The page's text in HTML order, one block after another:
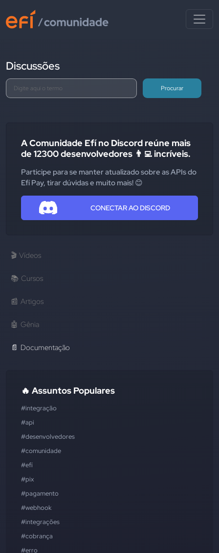
Discussões
Procurar
A Comunidade Efí no Discord reúne mais
de 12300 desenvolvedores 👨‍💻 incríveis.
Participe para se manter atualizado sobre as APIs do
Efí Pay, tirar dúvidas e muito mais! 😊
CONECTAR AO DISCORD
🎬 Vídeos
📚 Cursos
📰 Artigos
🤖 Gênia
📄 Documentação
🔥 Assuntos Populares
#integração
#api
#desenvolvedores
#comunidade
#efí
#pix
#pagamento
#webhook
#integrações
#cobrança
#erro